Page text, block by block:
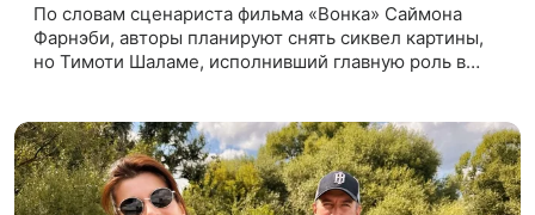
По словам сценариста фильма «Вонка» Саймона
Фарнэби, авторы планируют снять сиквел картины,
но Тимоти Шаламе, исполнивший главную роль в